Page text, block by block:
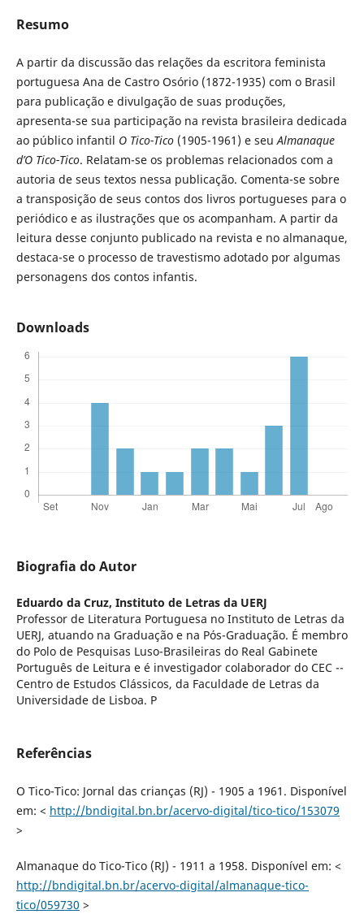
Resumo
A partir da discussão das relações da escritora feminista
portuguesa Ana de Castro Osório (1872-1935) com o Brasil
para publicação e divulgação de suas produções,
apresenta-se sua participação na revista brasileira dedicada
ao público infantil O Tico-Tico (1905-1961) e seuAlmanaque
d’O Tico-Tico. Relatam-se os problemas relacionados com a
autoria de seus textos nessa publicação. Comenta-se sobre
a transposição de seus contos dos livros portugueses para o
periódico e as ilustrações que os acompanham. A partir da
leitura desse conjunto publicado na revista e no almanaque,
destaca-se o processo de travestismo adotado por algumas
personagens dos contos infantis.
Downloads
Biografia do Autor
Eduardo da Cruz, Instituto de Letras da UERJ
Professor de Literatura Portuguesa no Instituto de Letras da
UERJ, atuando na Graduação e na Pós-Graduação. É membro
do Polo de Pesquisas Luso-Brasileiras do Real Gabinete
Português de Leitura e é investigador colaborador do CEC --
Centro de Estudos Clássicos, da Faculdade de Letras da
Universidade de Lisboa. P
Referências
O Tico-Tico: Jornal das crianças (RJ) - 1905 a 1961. Disponível
em: < http://bndigital.bn.br/acervo-digital/tico-tico/153079
>
Almanaque do Tico-Tico (RJ) - 1911 a 1958. Disponível em: <
http://bndigital.bn.br/acervo-digital/almanaque-tico-
tico/059730 >